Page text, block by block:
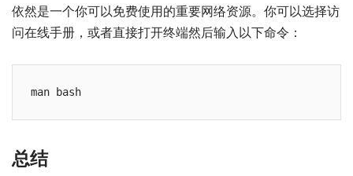
依然是一个你可以免费使用的重要网络资源。你可以选择访
问在线手册，或者直接打开终端然后输入以下命令：
总结